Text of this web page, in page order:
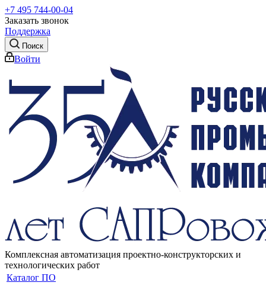
+7 495 744-00-04
Заказать звонок
Поддержка
Поиск
Войти
Комплексная автоматизация проектно-конструкторских и
технологических работ
Каталог ПО